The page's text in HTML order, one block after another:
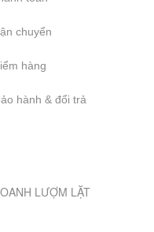
chuyển
hàng
hành & đổi trả
LƯỢM LẶT